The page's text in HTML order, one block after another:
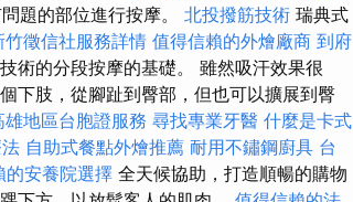
題的部位進行按摩。 北投撥筋技術 瑞典式
竹徵信社服務詳情 值得信賴的外燴廠商 到府
術的分段按摩的基礎。 雖然吸汗效果很
下肢，從腳趾到臀部，但也可以擴展到臀
雄地區台胞證服務 尋找專業牙醫 什麼是卡式
自助式餐點外燴推薦 耐用不鏽鋼廚具 台
的安養院選擇 全天候協助，打造順暢的購物